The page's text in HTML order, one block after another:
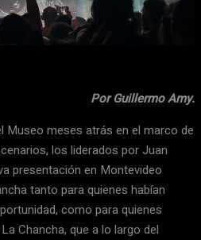
WhatsApp
Por Guillermo Amy.
Museo meses atrás en el marco de
los liderados por Juan
presentación en Montevideo
tanto para quienes habían
como para quienes
Chancha, que a lo largo del